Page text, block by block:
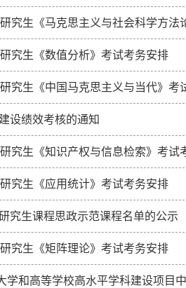
究生《马克思主义与社会科学方法
究生《数值分析》考试考务安排
究生《中国马克思主义与当代》考
设绩效考核的通知
究生《知识产权与信息检索》考试
究生《应用统计》考试考务安排
究生课程思政示范课程名单的公示
究生《矩阵理论》考试考务安排
学和高等学校高水平学科建设项目